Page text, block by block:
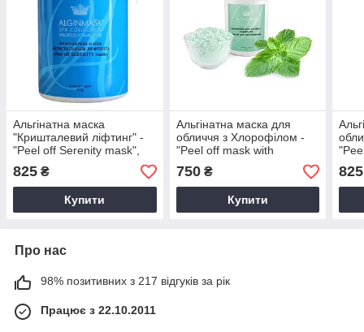
Альгінатна маска
"Кришталевий ліфтинг" -
"Peel off Serenity mask",
200 м
825 ₴
Купити
Альгінатна маска для
обличчя з Хлорофілом -
"Peel off mask with
Chlorophyll", 200 м
750₴
Купити
200
825
Про нас
98% позитивних з 217 відгуків за рік
Працює з 22.10.2011